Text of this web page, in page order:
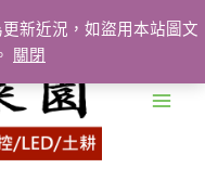
新近況，如盜用本站圖文
關閉